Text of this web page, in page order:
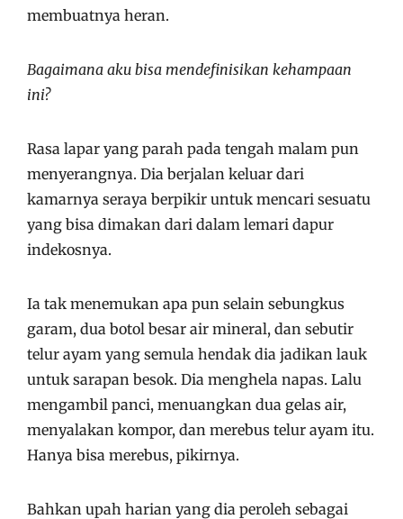
membuatnya heran.
Bagaimana aku bisa mendefinisikan kehampaan
ini?
Rasa lapar yang parah pada tengah malam pun
menyerangnya. Dia berjalan keluar dari
kamarnya seraya berpikir untuk mencari sesuatu
yang bisa dimakan dari dalam lemari dapur
indekosnya.
Ia tak menemukan apa pun selain sebungkus
garam, dua botol besar air mineral, dan sebutir
telur ayam yang semula hendak dia jadikan lauk
untuk sarapan besok. Dia menghela napas. Lalu
mengambil panci, menuangkan dua gelas air,
menyalakan kompor, dan merebus telur ayam itu.
Hanya bisa merebus, pikirnya.
Bahkan upah harian yang dia peroleh sebagai